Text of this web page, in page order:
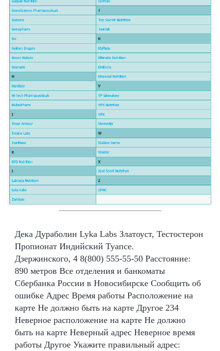
Дека Дураболин Lyka Labs Златоуст, Тестостерон
Пропионат Индийский Туапсе.
Дзержинского, 4 8(800) 555-55-50 Расстояние:
890 метров Все отделения и банкоматы
Сбербанка России в Новосибирске Сообщить об
ошибке Адрес Время работы Расположение на
карте Не должно быть на карте Другое 234
Неверное расположение на карте Не должно
быть на карте Неверный адрес Неверное время
работы Другое Укажите правильный адрес: